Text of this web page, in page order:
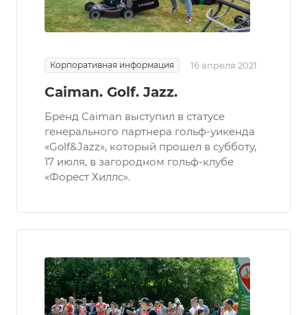
Корпоративная информация 16 апреля 2021
Caiman. Golf. Jazz.
Бренд Caiman выступил в статусе
генерального партнера гольф-уикенда
«Golf&Jazz», который прошел в субботу,
17 июля, в загородном гольф-клубе
«Форест Хиллс».